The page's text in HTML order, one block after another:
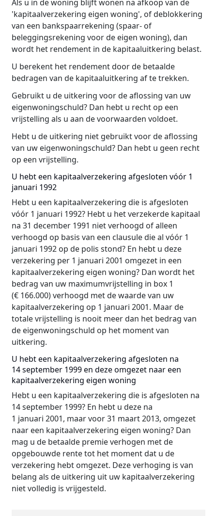
Als u in de woning blijft wonen na afkoop van de
'kapitaalverzekering eigen woning', of deblokkering
van een bankspaarrekening (spaar- of
beleggingsrekening voor de eigen woning), dan
wordt het rendement in de kapitaaluitkering belast.
U berekent het rendement door de betaalde
bedragen van de kapitaaluitkering af te trekken.
Gebruikt u de uitkering voor de aflossing van uw
eigenwoningschuld? Dan hebt u recht op een
vrijstelling als u aan de voorwaarden voldoet.
Hebt u de uitkering niet gebruikt voor de aflossing
van uw eigenwoningschuld? Dan hebt u geen recht
op een vrijstelling.
U hebt een kapitaalverzekering afgesloten vóór 1
januari 1992
Hebt u een kapitaalverzekering die is afgesloten
vóór 1 januari 1992? Hebt u het verzekerde kapitaal
na 31 december 1991 niet verhoogd of alleen
verhoogd op basis van een clausule die al vóór 1
januari 1992 op de polis stond? En hebt u deze
verzekering per 1 januari 2001 omgezet in een
kapitaalverzekering eigen woning? Dan wordt het
bedrag van uw maximumvrijstelling in box 1
(€ 166.000) verhoogd met de waarde van uw
kapitaalverzekering op 1 januari 2001. Maar de
totale vrijstelling is nooit meer dan het bedrag van
de eigenwoningschuld op het moment van
uitkering.
U hebt een kapitaalverzekering afgesloten na
14 september 1999 en deze omgezet naar een
kapitaalverzekering eigen woning
Hebt u een kapitaalverzekering die is afgesloten na
14 september 1999? En hebt u deze na
1 januari 2001, maar voor 31 maart 2013, omgezet
naar een kapitaalverzekering eigen woning? Dan
mag u de betaalde premie verhogen met de
opgebouwde rente tot het moment dat u de
verzekering hebt omgezet. Deze verhoging is van
belang als de uitkering uit uw kapitaalverzekering
niet volledig is vrijgesteld.